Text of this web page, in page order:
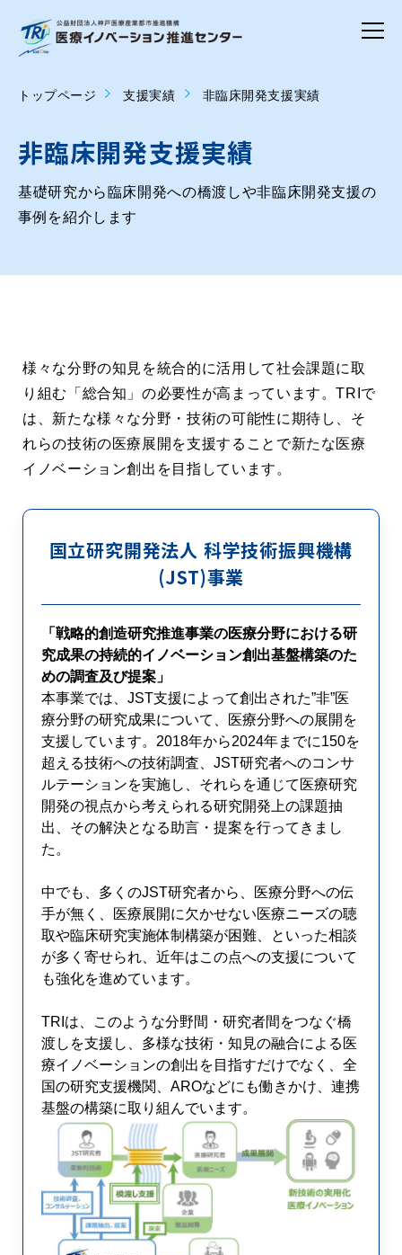
トップページ 支援実績 非臨床開発支援実績
非臨床開発支援実績
基礎研究から臨床開発への橋渡しや非臨床開発支援の
事例を紹介します
様々な分野の知見を統合的に活用して社会課題に取
り組む「総合知」の必要性が高まっています。TRIで
は、新たな様々な分野・技術の可能性に期待し、そ
れらの技術の医療展開を支援することで新たな医療
イノベーション創出を目指しています。
国立研究開発法人 科学技術振興機構
(JST)事業
「戦略的創造研究推進事業の医療分野における研
究成果の持続的イノベーション創出基盤構築のた
めの調査及び提案」
本事業では、JST支援によって創出された”非”医
療分野の研究成果について、医療分野への展開を
支援しています。2018年から2024年までに150を
超える技術への技術調査、JST研究者へのコンサ
ルテーションを実施し、それらを通じて医療研究
開発の視点から考えられる研究開発上の課題抽
出、その解決となる助言・提案を行ってきまし
た。
中でも、多くのJST研究者から、医療分野への伝
手が無く、医療展開に欠かせない医療ニーズの聴
取や臨床研究実施体制構築が困難、といった相談
が多く寄せられ、近年はこの点への支援について
も強化を進めています。
TRIは、このような分野間・研究者間をつなぐ橋
渡しを支援し、多様な技術・知見の融合による医
療イノベーションの創出を目指すだけでなく、全
国の研究支援機関、AROなどにも働きかけ、連携
基盤の構築に取り組んでいます。